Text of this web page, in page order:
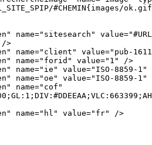
#CHEMIN{images/
name="sitesearch"
/>
name="client" value="pub-
name="forid" value="1" />
name="ie" value="ISO-8859-1"
name="oe" value="ISO-8859-1"
name="cof"
name="hl" value="fr" />